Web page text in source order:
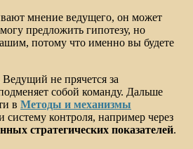
мнение ведущего, он может
предложить гипотезу, но
потому что именно вы будете
Ведущий не прячется за
собой команду. Дальше
в Методы и механизмы
систему контроля, например через
стратегических показателей.